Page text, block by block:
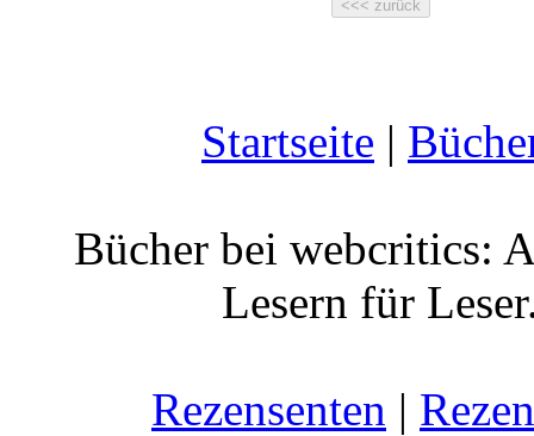
Startseite |
Bücher bei webcritics:
Lesern für
Rezensenten |